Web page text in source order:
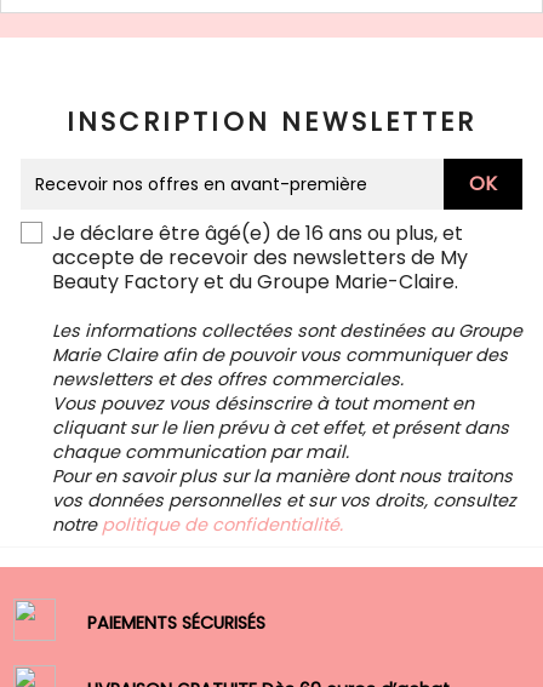
INSCRIPTION NEWSLETTER
Je déclare être âgé(e) de 16 ans ou plus, et
accepte de recevoir des newsletters de My
Beauty Factory et du Groupe Marie-Claire.
Les informations collectées sont destinées au Groupe
Marie Claire afin de pouvoir vous communiquer des
newsletters et des offres commerciales.
Vous pouvez vous désinscrire à tout moment en
cliquant sur le lien prévu à cet effet, et présent dans
chaque communication par mail.
Pour en savoir plus sur la manière dont nous traitons
vos données personnelles et sur vos droits, consultez
notre politique de confidentialité.
PAIEMENTS SÉCURISÉS